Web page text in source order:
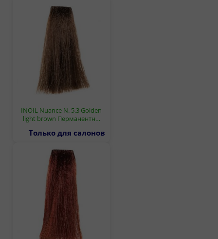
INOIL Nuance N. 5.3 Golden
light brown Перманентн…
Только для салонов